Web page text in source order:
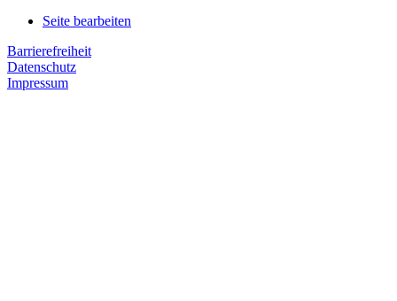
Seite bearbeiten
Barrierefreiheit
Datenschutz
Impressum